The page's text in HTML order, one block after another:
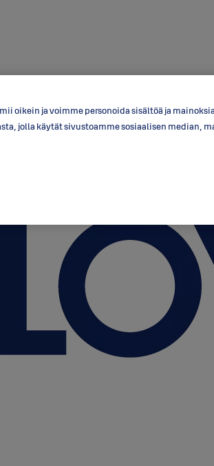
oikein ja voimme personoida sisältöä ja
jolla käytät sivustoamme sosiaalisen median,